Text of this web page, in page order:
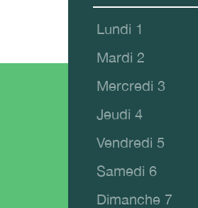
Lundi 1
Mardi 2
Mercredi 3
Jeudi 4
Vendredi 5
Samedi 6
Dimanche 7